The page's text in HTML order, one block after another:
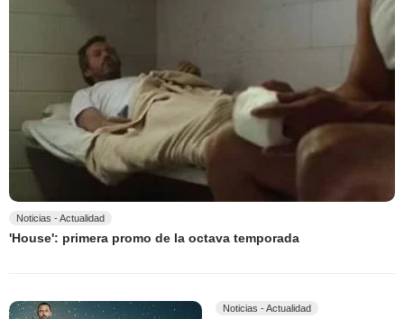
Noticias - Actualidad
'House': primera promo de la octava temporada
Noticias - Actualidad